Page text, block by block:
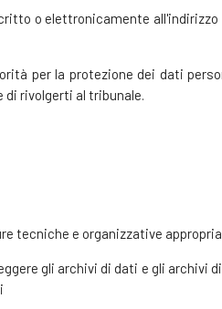
o elettronicamente all'indirizzo
per la protezione dei dati
rivolgerti al tribunale.
tecniche e organizzative
gli archivi di dati e gli archivi